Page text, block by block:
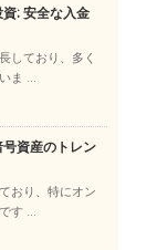
: 安全な入金
しており、多く
ま ...
資産のトレン
おり、特にオン
す ...